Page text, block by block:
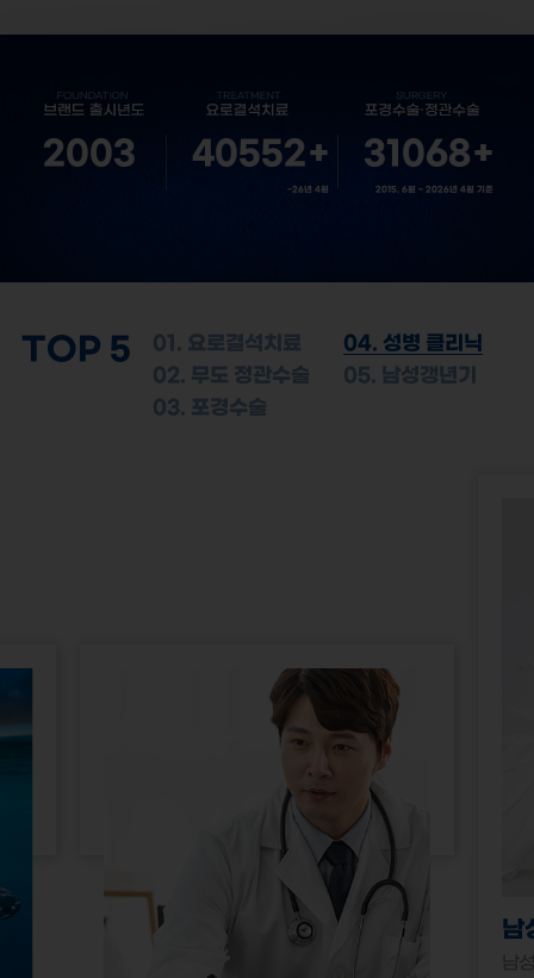
2003 40552+
~26년 4월
31068+
2015. 6월 ~ 2026년 4월 기준
TOP 5
01. 요로결석치료
02. 무도 정관수술
03. 포경수술
04. 성병 클리닉
05. 남성갱년기
남